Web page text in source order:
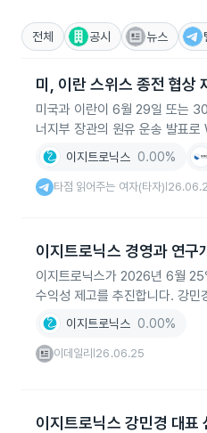
전체 공시 뉴스
미, 이란 스위스 종전 협상
미국과 이란이 6월 29일 또는
너지부 장관의 원유 운송 발표
이지트로닉스 0.00%
타점 읽어주는 여자(타자)
이지트로닉스 경영과 연구
이지트로닉스가 2026년 6월 25
수익성 제고를 추진합니다. 강
이지트로닉스 0.00%
이데일리 26.06.25
이지트로닉스 강민경 대표